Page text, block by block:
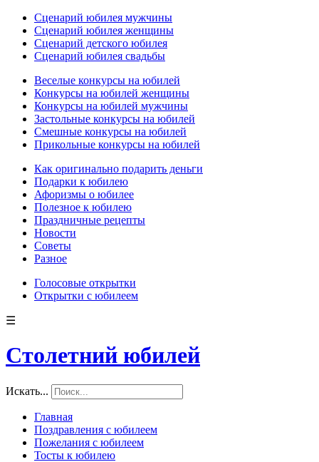
Сценарий юбилея мужчины
Сценарий юбилея женщины
Сценарий детского юбилея
Сценарий юбилея свадьбы
Веселые конкурсы на юбилей
Конкурсы на юбилей женщины
Конкурсы на юбилей мужчины
Застольные конкурсы на юбилей
Смешные конкурсы на юбилей
Прикольные конкурсы на юбилей
Как оригинально подарить деньги
Подарки к юбилею
Афоризмы о юбилее
Полезное к юбилею
Праздничные рецепты
Новости
Советы
Разное
Голосовые открытки
Открытки с юбилеем
☰
Cтолетний юбилей
Искать...
Главная
Поздравления с юбилеем
Пожелания с юбилеем
Тосты к юбилею